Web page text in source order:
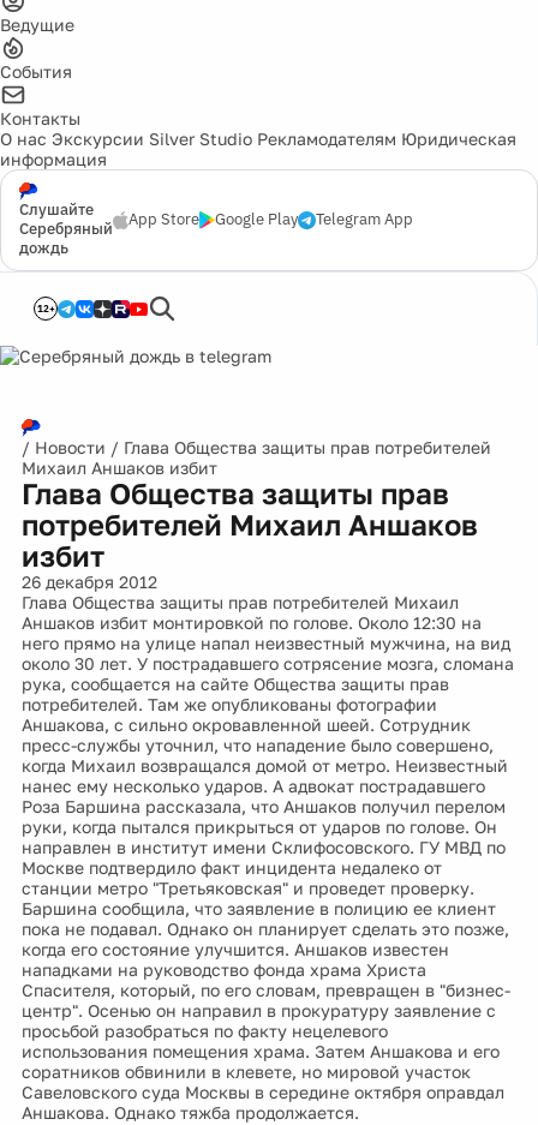
Ведущие
События
Контакты
О нас Экскурсии Silver Studio Рекламодателям Юридическая
информация
Слушайте
Серебряный
дождь
App Store Google Play Telegram App
12+
/ Новости / Глава Общества защиты прав потребителей
Михаил Аншаков избит
Глава Общества защиты прав
потребителей Михаил Аншаков
избит
26 декабря 2012
Глава Общества защиты прав потребителей Михаил
Аншаков избит монтировкой по голове. Около 12:30 на
него прямо на улице напал неизвестный мужчина, на вид
около 30 лет. У пострадавшего сотрясение мозга, сломана
рука, сообщается на сайте Общества защиты прав
потребителей. Там же опубликованы фотографии
Аншакова, с сильно окровавленной шеей. Сотрудник
пресс-службы уточнил, что нападение было совершено,
когда Михаил возвращался домой от метро. Неизвестный
нанес ему несколько ударов. А адвокат пострадавшего
Роза Баршина рассказала, что Аншаков получил перелом
руки, когда пытался прикрыться от ударов по голове. Он
направлен в институт имени Склифосовского. ГУ МВД по
Москве подтвердило факт инцидента недалеко от
станции метро "Третьяковская" и проведет проверку.
Баршина сообщила, что заявление в полицию ее клиент
пока не подавал. Однако он планирует сделать это позже,
когда его состояние улучшится. Аншаков известен
нападками на руководство фонда храма Христа
Спасителя, который, по его словам, превращен в "бизнес-
центр". Осенью он направил в прокуратуру заявление с
просьбой разобраться по факту нецелевого
использования помещения храма. Затем Аншакова и его
соратников обвинили в клевете, но мировой участок
Савеловского суда Москвы в середине октября оправдал
Аншакова. Однако тяжба продолжается.